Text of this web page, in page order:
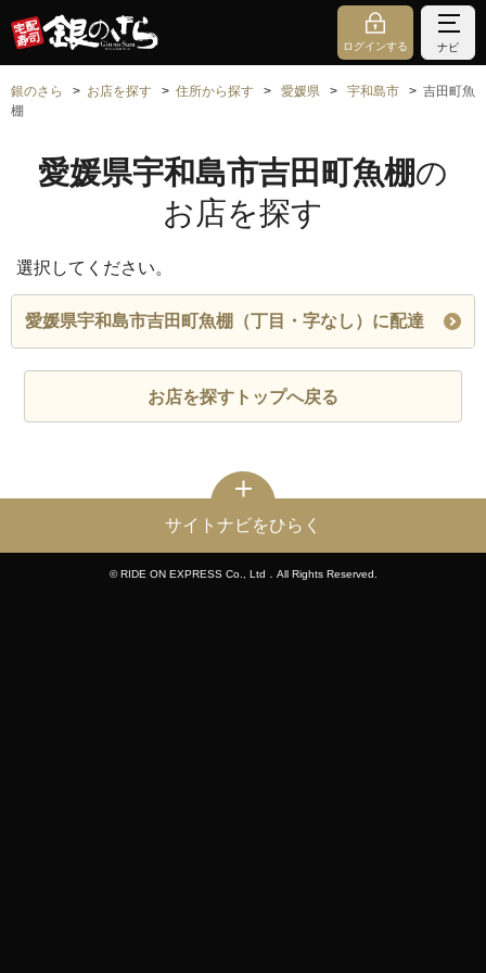
ログインする ナビ
銀のさら お店を探す 住所から探す 愛媛県 宇和島市
吉田町魚
棚
愛媛県宇和島市吉田町魚棚の
お店を探す
選択してください。
愛媛県宇和島市吉田町魚棚（丁目・字なし）に配達
お店を探すトップへ戻る
サイトナビをひらく
© RIDE ON EXPRESS Co., Ltd．All Rights Reserved.